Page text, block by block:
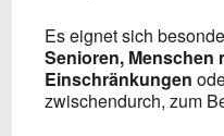
Es eignet sich
Senioren, Menschen
Einschränkungen
zwischendurch, zum